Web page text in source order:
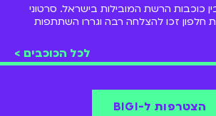
כוכבות הרשת המובילות בישראל. סרטוני
חלפון זכו להצלחה רבה וגררו השתתפות
לכל הכוכבים >
הצטרפות ל-BIGI